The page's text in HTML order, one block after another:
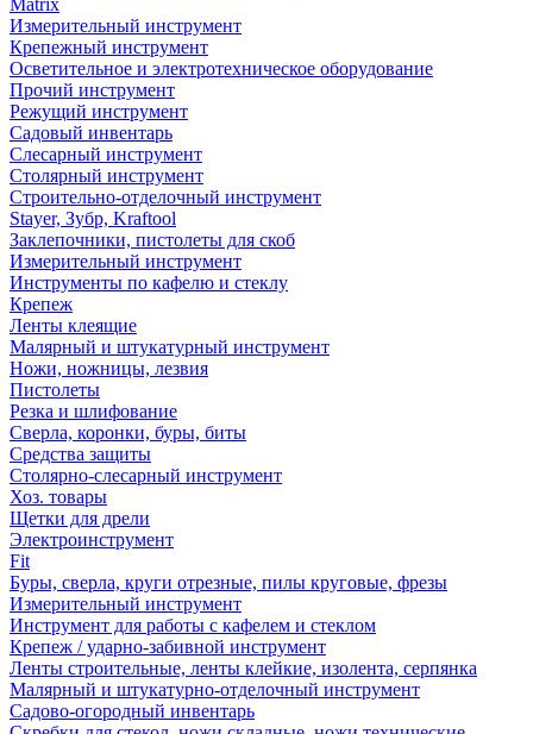
Matrix
Измерительный инструмент
Крепежный инструмент
Осветительное и электротехническое оборудование
Прочий инструмент
Режущий инструмент
Садовый инвентарь
Слесарный инструмент
Столярный инструмент
Строительно-отделочный инструмент
Stayer, Зубр, Kraftool
Заклепочники, пистолеты для скоб
Измерительный инструмент
Инструменты по кафелю и стеклу
Крепеж
Ленты клеящие
Малярный и штукатурный инструмент
Ножи, ножницы, лезвия
Пистолеты
Резка и шлифование
Сверла, коронки, буры, биты
Средства защиты
Столярно-слесарный инструмент
Хоз. товары
Щетки для дрели
Электроинструмент
Fit
Буры, сверла, круги отрезные, пилы круговые, фрезы
Измерительный инструмент
Инструмент для работы с кафелем и стеклом
Крепеж / ударно-забивной инструмент
Ленты строительные, ленты клейкие, изолента, серпянка
Малярный и штукатурно-отделочный инструмент
Садово-огородный инвентарь